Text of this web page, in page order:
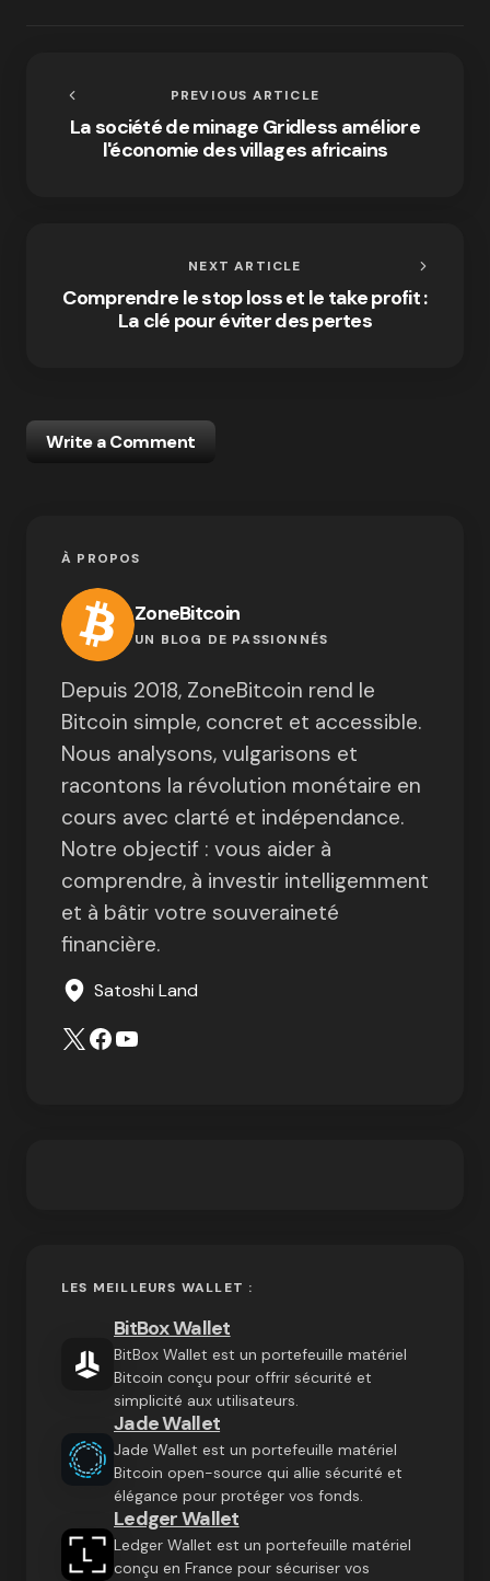
PREVIOUS ARTICLE
La société de minage Gridless améliore
l'économie des villages africains
NEXT ARTICLE
Comprendre le stop loss et le take profit :
La clé pour éviter des pertes
Write a Comment
À PROPOS
ZoneBitcoin
UN BLOG DE PASSIONNÉS
Depuis 2018, ZoneBitcoin rend le
Bitcoin simple, concret et accessible.
Nous analysons, vulgarisons et
racontons la révolution monétaire en
cours avec clarté et indépendance.
Notre objectif : vous aider à
comprendre, à investir intelligemment
et à bâtir votre souveraineté
financière.
Satoshi Land
LES MEILLEURS WALLET :
BitBox Wallet
BitBox Wallet est un portefeuille matériel
Bitcoin conçu pour offrir sécurité et
simplicité aux utilisateurs.
Jade Wallet
Jade Wallet est un portefeuille matériel
Bitcoin open-source qui allie sécurité et
élégance pour protéger vos fonds.
Ledger Wallet
Ledger Wallet est un portefeuille matériel
conçu en France pour sécuriser vos